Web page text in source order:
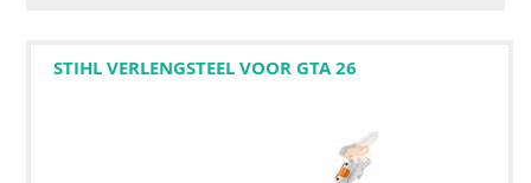
STIHL VERLENGSTEEL VOOR GTA 26